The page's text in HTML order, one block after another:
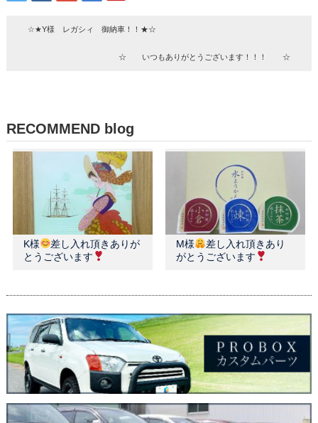
☆★Y様 レガシィ 御納車！！★☆
☆ いつもありがとうございます！！！ ☆
RECOMMEND blog
K様
差し入れ頂きありが
とうございます
M様
差し入れ頂きあり
がとうございます